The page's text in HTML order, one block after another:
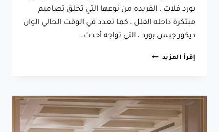
بورد فلات ، الفريده من نوعها التي تخلق تصاميم
مبتكرة داخله الفلل ، كما تعدد في الوقت الحالي الوان
ديكور جبس بورد ، التي تواجه أحدث…
إقرأ المزيد تركيب
ت:
0566631564
جبسيات
غرف